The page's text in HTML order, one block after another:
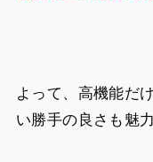
よって、高機能だ
い勝手の良さも魅